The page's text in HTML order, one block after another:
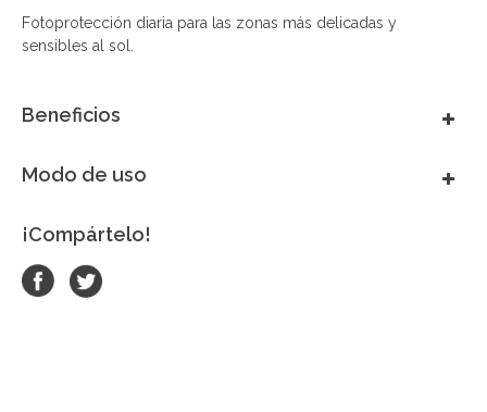
Fotoprotección diaria para las zonas más delicadas y
sensibles al sol.
Beneficios
Modo de uso
¡Compártelo!